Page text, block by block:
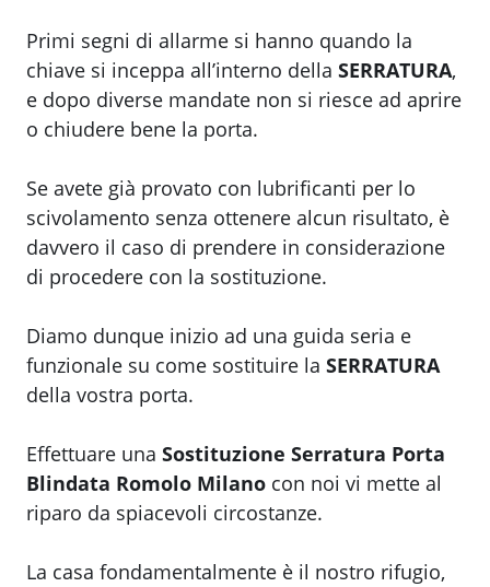
Primi segni di allarme si hanno quando la
chiave si inceppa all’interno della SERRATURA,
e dopo diverse mandate non si riesce ad aprire
o chiudere bene la porta.
Se avete già provato con lubrificanti per lo
scivolamento senza ottenere alcun risultato, è
davvero il caso di prendere in considerazione
di procedere con la sostituzione.
Diamo dunque inizio ad una guida seria e
funzionale su come sostituire la SERRATURA
della vostra porta.
Effettuare una Sostituzione Serratura Porta
Blindata Romolo Milano con noi vi mette al
riparo da spiacevoli circostanze.
La casa fondamentalmente è il nostro rifugio,